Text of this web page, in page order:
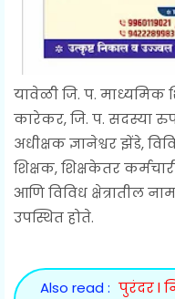
यावेळी जि. प. माध्यमिक
कारेकर, जि. प. सदस्या
अधीक्षक ज्ञानेश्वर झेंडे,
शिक्षक, शिक्षकेतर
आणि विविध क्षेत्रातील
उपस्थित होते.
Also read : पुरंदर l